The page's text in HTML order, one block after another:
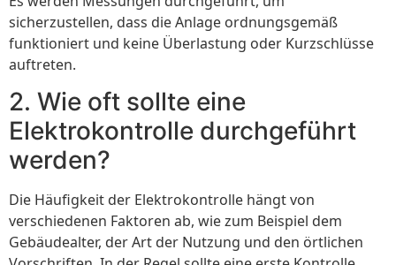
sicherzustellen, dass die Anlage ordnungsgemäß
funktioniert und keine Überlastung oder Kurzschlüsse
auftreten.
2. Wie oft sollte eine
Elektrokontrolle durchgeführt
werden?
Die Häufigkeit der Elektrokontrolle hängt von
verschiedenen Faktoren ab, wie zum Beispiel dem
Gebäudealter, der Art der Nutzung und den örtlichen